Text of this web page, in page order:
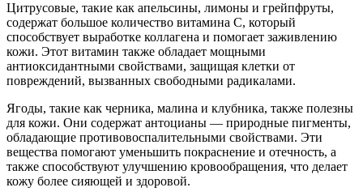
Цитрусовые, такие как апельсины, лимоны и грейпфруты,
содержат большое количество витамина C, который
способствует выработке коллагена и помогает заживлению
кожи. Этот витамин также обладает мощными
антиоксидантными свойствами, защищая клетки от
повреждений, вызванных свободными радикалами.
Ягоды, такие как черника, малина и клубника, также полезны
для кожи. Они содержат антоцианы — природные пигменты,
обладающие противовоспалительными свойствами. Эти
вещества помогают уменьшить покраснение и отечность, а
также способствуют улучшению кровообращения, что делает
кожу более сияющей и здоровой.